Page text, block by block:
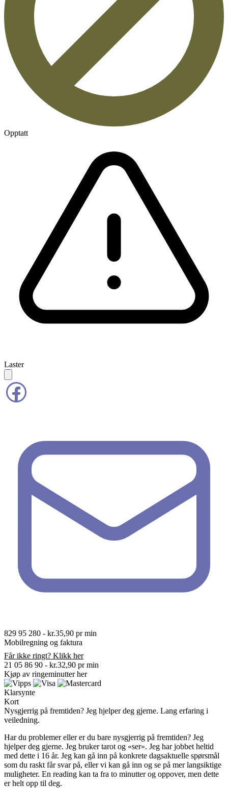
Opptatt
Laster
829 95 280 - kr.35,90 pr min
Mobilregning og faktura
Får ikke ringt? Klikk her
21 05 86 90 - kr.32,90 pr min
Kjøp av ringeminutterher
Klarsynte
Kort
Nysgjerrig på fremtiden? Jeg hjelper deg gjerne. Lang erfaring i
veiledning.
Har du problemer eller er du bare nysgjerrig på fremtiden? Jeg
hjelper deg gjerne. Jeg bruker tarot og «ser». Jeg har jobbet heltid
med dette i 16 år. Jeg kan gå inn på konkrete dagsaktuelle spørsmål
som du raskt får svar på, eller vi kan gå inn og se på mer langsiktige
muligheter. En reading kan ta fra to minutter og oppover, men dette
er helt opp til deg.